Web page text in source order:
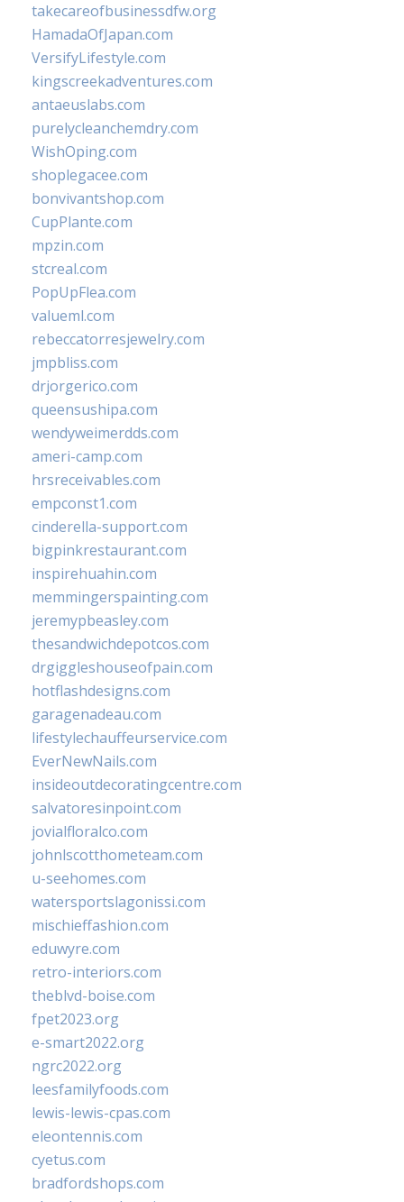
takecareofbusinessdfw.org
HamadaOfJapan.com
VersifyLifestyle.com
kingscreekadventures.com
antaeuslabs.com
purelycleanchemdry.com
WishOping.com
shoplegacee.com
bonvivantshop.com
CupPlante.com
mpzin.com
stcreal.com
PopUpFlea.com
valueml.com
rebeccatorresjewelry.com
jmpbliss.com
drjorgerico.com
queensushipa.com
wendyweimerdds.com
ameri-camp.com
hrsreceivables.com
empconst1.com
cinderella-support.com
bigpinkrestaurant.com
inspirehuahin.com
memmingerspainting.com
jeremypbeasley.com
thesandwichdepotcos.com
drgiggleshouseofpain.com
hotflashdesigns.com
garagenadeau.com
lifestylechauffeurservice.com
EverNewNails.com
insideoutdecoratingcentre.com
salvatoresinpoint.com
jovialfloralco.com
johnlscotthometeam.com
u-seehomes.com
watersportslagonissi.com
mischieffashion.com
eduwyre.com
retro-interiors.com
theblvd-boise.com
fpet2023.org
e-smart2022.org
ngrc2022.org
leesfamilyfoods.com
lewis-lewis-cpas.com
eleontennis.com
cyetus.com
bradfordshops.com